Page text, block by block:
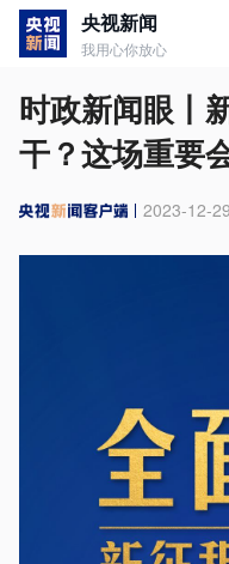
央视新闻
我用心你放心
时政新闻眼丨
干？这场重要
2023-12-